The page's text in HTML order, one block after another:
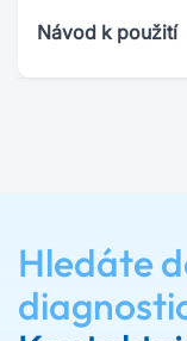
Návod k použití
Hledáte